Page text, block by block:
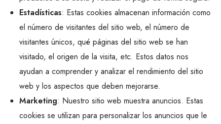
Estadísticas: Estas cookies almacenan información como
el número de visitantes del sitio web, el número de
visitantes únicos, qué páginas del sitio web se han
visitado, el origen de la visita, etc. Estos datos nos
ayudan a comprender y analizar el rendimiento del sitio
web y los aspectos que deben mejorarse.
Marketing: Nuestro sitio web muestra anuncios. Estas
cookies se utilizan para personalizar los anuncios que le